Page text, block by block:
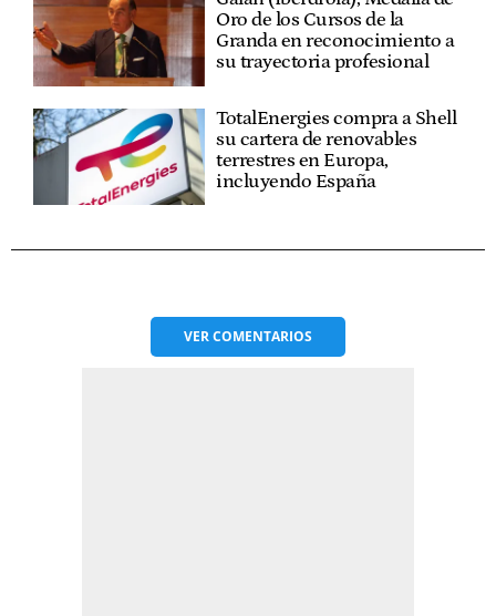
Oro de los Cursos de la
Granda en reconocimiento a
su trayectoria profesional
TotalEnergies compra a Shell
su cartera de renovables
terrestres en Europa,
incluyendo España
VERCOMENTARIOS